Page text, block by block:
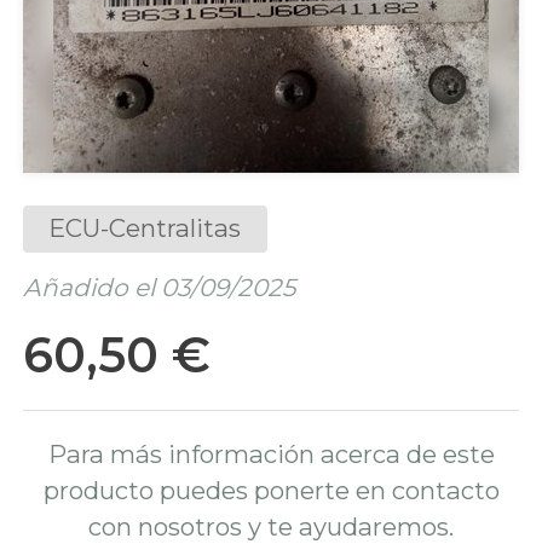
ECU-Centralitas
Añadido el 03/09/2025
60,50 €
Para más información acerca de este
producto puedes ponerte en contacto
con nosotros y te ayudaremos.